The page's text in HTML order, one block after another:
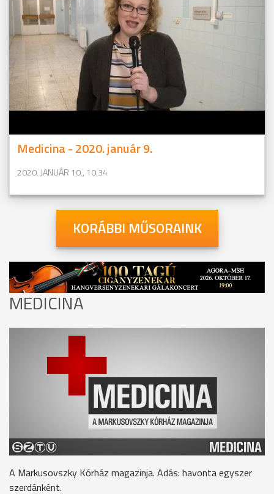
Medicina - 2020. január 9.
2020. JANUÁR 10., 10:34
KORÁBBI MŰSORAINK
MEDICINA
A Markusovszky Kórház magazinja. Adás: havonta egyszer
szerdánként.